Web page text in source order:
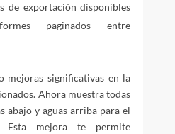
de exportación disponibles
paginados entre
mejoras significativas en la
Ahora muestra todas
abajo y aguas arriba para el
Esta mejora te permite